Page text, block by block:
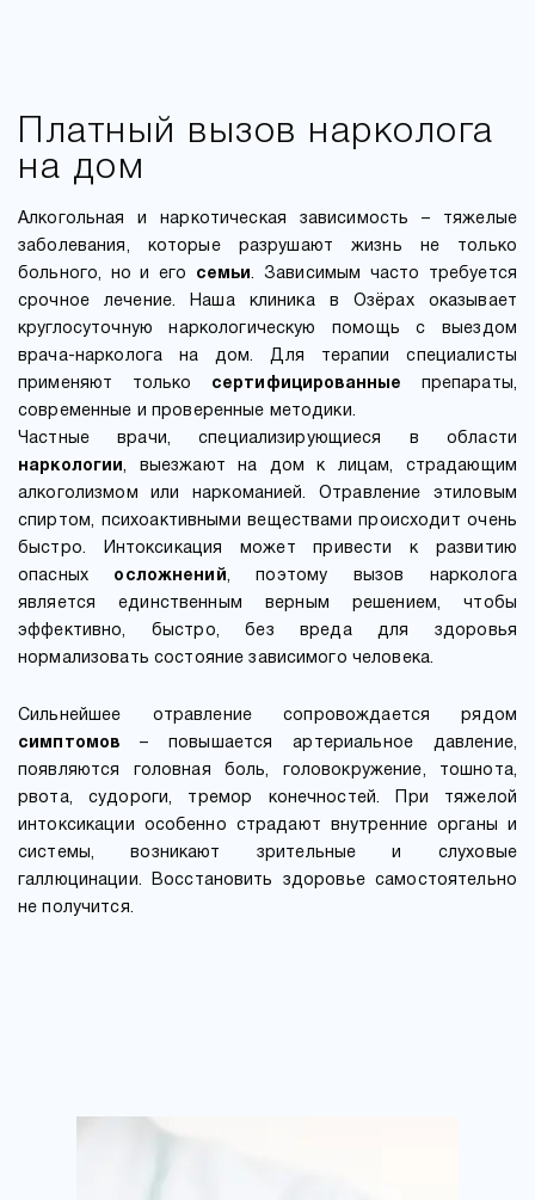
Платный вызов нарколога
на дом
Алкогольная и наркотическая зависимость – тяжелые
заболевания, которые разрушают жизнь не только
больного, но и его семьи. Зависимым часто требуется
срочное лечение. Наша клиника в Озёрах оказывает
круглосуточную наркологическую помощь с выездом
врача-нарколога на дом. Для терапии специалисты
применяют только сертифицированные препараты,
современные и проверенные методики.
Частные врачи, специализирующиеся в области
наркологии, выезжают на дом к лицам, страдающим
алкоголизмом или наркоманией. Отравление этиловым
спиртом, психоактивными веществами происходит очень
быстро. Интоксикация может привести к развитию
опасных осложнений , поэтому вызов нарколога
является единственным верным решением, чтобы
эффективно, быстро, без вреда для здоровья
нормализовать состояние зависимого человека.
Сильнейшее отравление сопровождается рядом
симптомов – повышается артериальное давление,
появляются головная боль, головокружение, тошнота,
рвота, судороги, тремор конечностей. При тяжелой
интоксикации особенно страдают внутренние органы и
системы, возникают зрительные и слуховые
галлюцинации. Восстановить здоровье самостоятельно
не получится.